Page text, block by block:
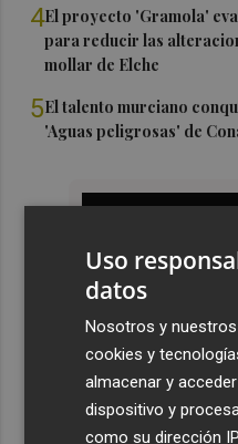
4El proyecto 'Gramola'
para reducir las
mollar de Elche
5El talento murciano
'Aguas peligrosas' de
Uso
datos
Nosotros y
cookies y
almacenar y
dispositivo y
como su dirección